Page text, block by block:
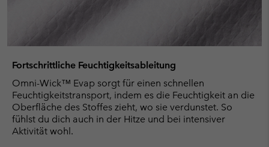
Fortschrittliche Feuchtigkeitsableitung
Omni-Wick™ Evap sorgt für einen schnellen
Feuchtigkeitstransport, indem es die Feuchtigkeit an die
Oberfläche des Stoffes zieht, wo sie verdunstet. So
fühlst du dich auch in der Hitze und bei intensiver
Aktivität wohl.